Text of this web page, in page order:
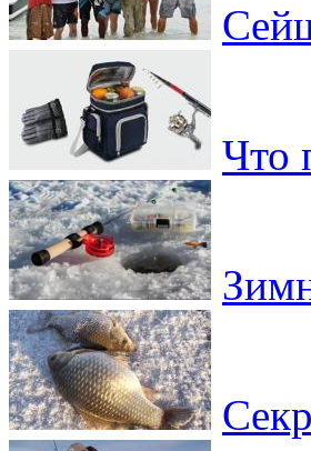
Что